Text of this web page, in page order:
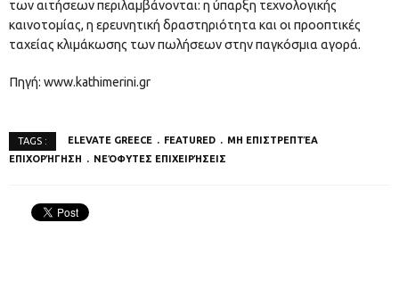
των αιτήσεων περιλαμβάνονται: η ύπαρξη τεχνολογικής
καινοτομίας, η ερευνητική δραστηριότητα και οι προοπτικές
ταχείας κλιμάκωσης των πωλήσεων στην παγκόσμια αγορά.
Πηγή: www.kathimerini.gr
TAGS : ELEVATE GREECE FEATURED
ΜΗ ΕΠΙΣΤΡΕΠΤΈΑ
ΕΠΙΧΟΡΉΓΗΣΗ
ΝΕΌΦΥΤΕΣ ΕΠΙΧΕΙΡΉΣΕΙΣ